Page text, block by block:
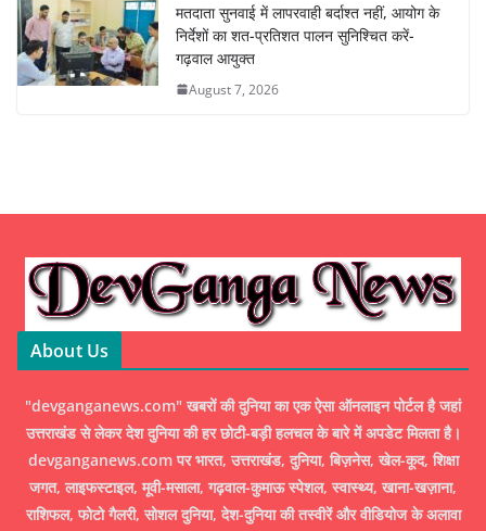
मतदाता सुनवाई में लापरवाही बर्दाश्त नहीं, आयोग के
निर्देशों का शत-प्रतिशत पालन सुनिश्चित करें-
गढ़वाल आयुक्त
August 7, 2026
About Us
"devganganews.com" खबरों की दुनिया का एक ऐसा ऑनलाइन पोर्टल है जहां
उत्तराखंड से लेकर देश दुनिया की हर छोटी-बड़ी हलचल के बारे में अपडेट मिलता है।
devganganews.com पर भारत, उत्तराखंड, दुनिया, बिज़नेस, खेल-कूद, शिक्षा
जगत, लाइफस्टाइल, मूवी-मसाला, गढ़वाल-कुमाऊ स्पेशल, स्वास्थ्य, खाना-खज़ाना,
राशिफल, फोटो गैलरी, सोशल दुनिया, देश-दुनिया की तस्वीरें और वीडियोज के अलावा